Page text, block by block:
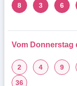
8 3 6
Vom Donnerstag
2 4 9
36